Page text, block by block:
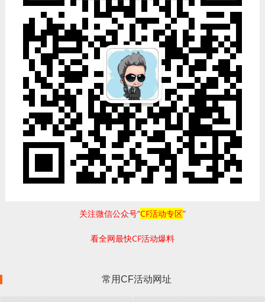
关注微信公众号“CF活动专区”
看全网最快CF活动爆料
常用CF活动网址